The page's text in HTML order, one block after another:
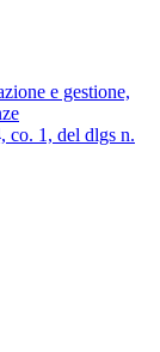
e gestione,
co. 1, del dlgs n.